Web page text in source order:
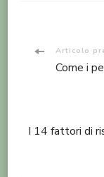
Articolo
Come i
I 14 fattori di